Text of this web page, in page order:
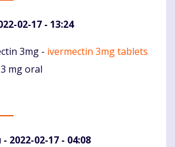
02-17 - 13:24
3mg - ivermectin 3mg tablets
mg oral
- 2022-02-17 - 04:08